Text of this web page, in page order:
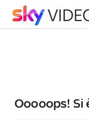
Ooooops! Si